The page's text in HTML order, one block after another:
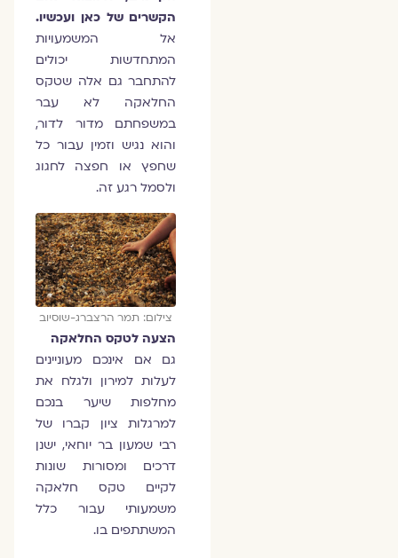
הקשרים של כאן ועכשיו.
אל המשמעויות
המתחדשות יכולים
להתחבר גם אלה שטקס
החלאקה לא עבר
במשפחתם מדור לדור,
והוא נגיש וזמין עבור כל
שחפץ או חפצה לחגוג
ולסמל רגע זה.
צילום: תמר הרצברג-שוסיוב
הצעה לטקס החלאקה
גם אם אינכם מעוניינים
לעלות למירון ולגלח את
מחלפות שיער בנכם
למרגלות ציון קברו של
רבי שמעון בר יוחאי, ישנן
דרכים ומסורות שונות
לקיים טקס חלאקה
משמעותי עבור כלל
המשתתפים בו.